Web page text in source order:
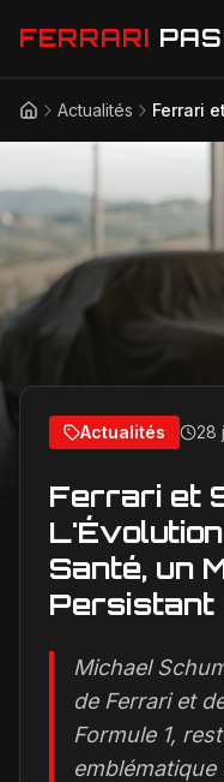
FERRARI
Actualités
Compétition
Technologie
Lifestyle
AccueilActualités
Actualités 28
Ferrari et
Santé, un
Persistant
Michael
de Ferrari et
Formule 1,